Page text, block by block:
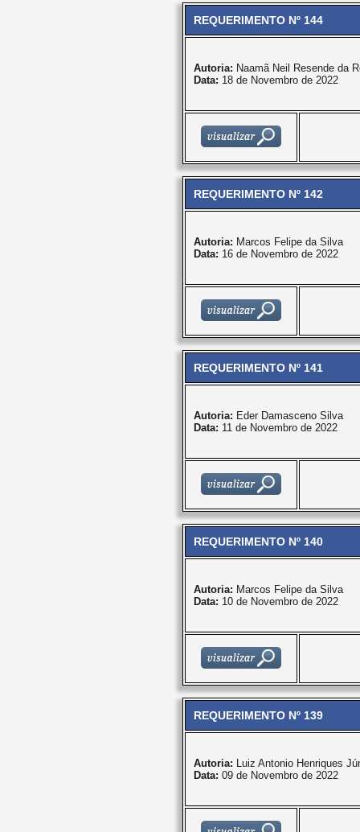
REQUERIMENTO Nº 144
Autoria: Naamã Neil Resende da
Data: 18 de Novembro de 2022
REQUERIMENTO Nº 142
Autoria: Marcos Felipe da Silva
Data: 16 de Novembro de 2022
REQUERIMENTO Nº 141
Autoria: Eder Damasceno Silva
Data: 11 de Novembro de 2022
REQUERIMENTO Nº 140
Autoria: Marcos Felipe da Silva
Data: 10 de Novembro de 2022
REQUERIMENTO Nº 139
Autoria: Luiz Antonio Henriques
Data: 09 de Novembro de 2022